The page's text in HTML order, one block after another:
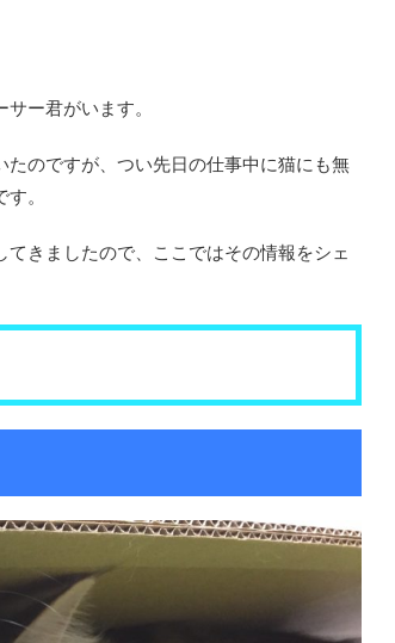
ー君がいます。
のですが、つい先日の仕事中に猫にも無
。
きましたので、ここではその情報をシェ